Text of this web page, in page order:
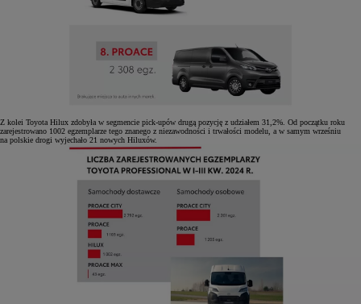
Z kolei Toyota Hilux zdobyła w segmencie pick-upów drugą pozycję z udziałem 31,2%. Od początku roku
zarejestrowano 1002 egzemplarze tego znanego z niezawodności i trwałości modelu, a w samym wrześniu
na polskie drogi wyjechało 21 nowych Hiluxów.